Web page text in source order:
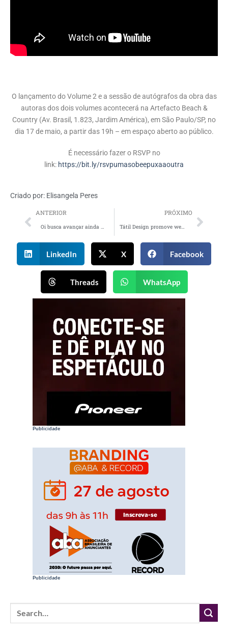
O lançamento do Volume 2 e a sessão de autógrafos da obra das
autoras dos dois volumes acontecerá na Artefacto Beach &
Country (Av. Brasil, 1.823, Jardim América), em São Paulo/SP, no
dia 17 de maio, a partir das 19h – em espaço aberto ao público.
É necessário fazer o RSVP no
link: https://bit.ly/rsvpumasobeepuxaaoutra
Criado por: Elisangela Peres
ANTERIOR
Oi busca avançar ainda mais no mercado de internet por fibra com nova campanha
PRÓXIMO
Tátil Design promove webinar gratuito sobre Construção e Gestão de Marca
LinkedIn X Facebook
Threads WhatsApp
Publicidade
Publicidade